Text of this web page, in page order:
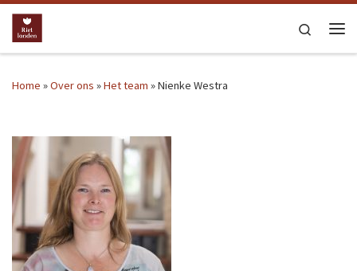
Ga naar inhoud
Search
Home »Over ons »Het team »Nienke Westra